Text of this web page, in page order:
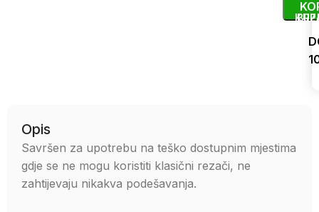
Opis
Savršen za upotrebu na teško dostupnim mjestima
gdje se ne mogu koristiti klasični rezači, ne
zahtijevaju nikakva podešavanja.